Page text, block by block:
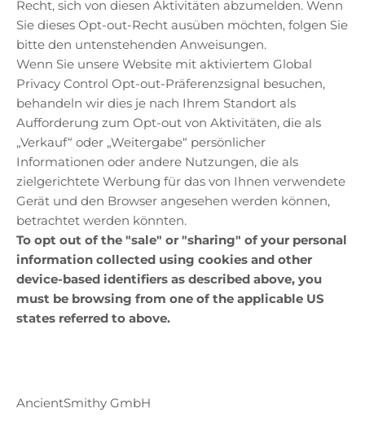
Recht, sich von diesen Aktivitäten abzumelden. Wenn
Sie dieses Opt-out-Recht ausüben möchten, folgen Sie
bitte den untenstehenden Anweisungen.
Wenn Sie unsere Website mit aktiviertem Global
Privacy Control Opt-out-Präferenzsignal besuchen,
behandeln wir dies je nach Ihrem Standort als
Aufforderung zum Opt-out von Aktivitäten, die als
„Verkauf“ oder „Weitergabe“ persönlicher
Informationen oder andere Nutzungen, die als
zielgerichtete Werbung für das von Ihnen verwendete
Gerät und den Browser angesehen werden können,
betrachtet werden könnten.
To opt out of the "sale" or "sharing" of your personal
information collected using cookies and other
device-based identifiers as described above, you
must be browsing from one of the applicable US
states referred to above.
AncientSmithy GmbH